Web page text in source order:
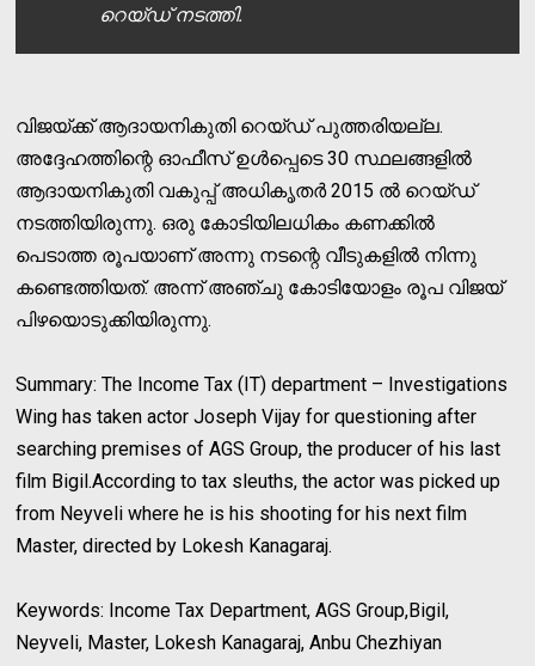
റെയ്ഡ് നടത്തി.
വിജയ്ക്ക് ആദായനികുതി റെയ്ഡ് പുത്തരിയല്ല.
അദ്ദേഹത്തിന്റെ ഓഫീസ് ഉള്‍പ്പെടെ 30 സ്ഥലങ്ങളില്‍
ആദായനികുതി വകുപ്പ് അധികൃതര്‍ 2015 ല്‍ റെയ്ഡ്
നടത്തിയിരുന്നു. ഒരു കോടിയിലധികം കണക്കില്‍
പെടാത്ത രൂപയാണ് അന്നു നടന്റെ വീടുകളില്‍ നിന്നു
കണ്ടെത്തിയത്. അന്ന് അഞ്ചു കോടിയോളം രൂപ വിജയ്
പിഴയൊടുക്കിയിരുന്നു.
Summary: The Income Tax (IT) department – Investigations
Wing has taken actor Joseph Vijay for questioning after
searching premises of AGS Group, the producer of his last
film Bigil.According to tax sleuths, the actor was picked up
from Neyveli where he is his shooting for his next film
Master, directed by Lokesh Kanagaraj.
Keywords: Income Tax Department, AGS Group,Bigil,
Neyveli, Master, Lokesh Kanagaraj, Anbu Chezhiyan